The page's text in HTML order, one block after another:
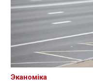
Эканоміка